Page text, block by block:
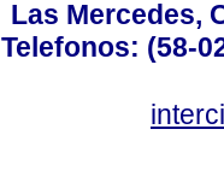
Las Mercedes,
Telefonos: (58-